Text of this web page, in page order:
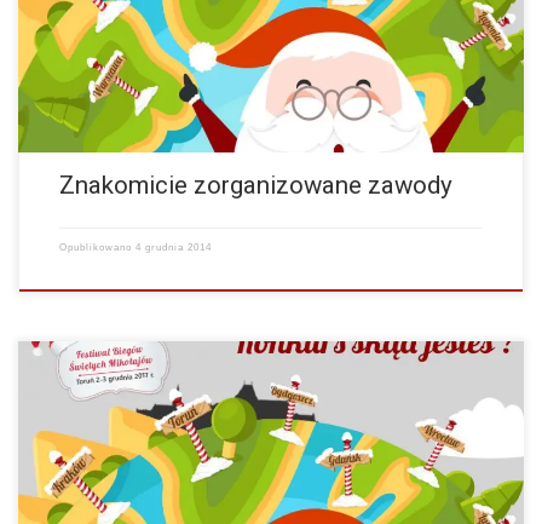
zapewnienie przejazdów na start. ~Krzysztof Bagiński…więcej
Znakomicie zorganizowane zawody
Opublikowano4 grudnia 2014
Dobra organizacja,sympatyczna atmosfera wśród biegnących i
uśmiechnięci kibice! ~Piotr Fordon…więcej